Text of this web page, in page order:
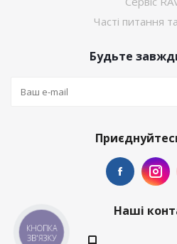
Часті питання
Будьте
Наші
КНОПКА
ЗВ'ЯЗКУ